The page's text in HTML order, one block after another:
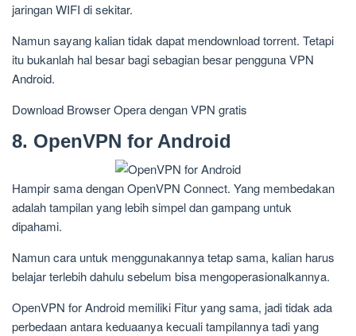
jaringan WIFI di sekitar.
Namun sayang kalian tidak dapat mendownload torrent. Tetapi
itu bukanlah hal besar bagi sebagian besar pengguna VPN
Android.
Download Browser Opera dengan VPN gratis
8. OpenVPN for Android
Hampir sama dengan OpenVPN Connect. Yang membedakan
adalah tampilan yang lebih simpel dan gampang untuk
dipahami.
Namun cara untuk menggunakannya tetap sama, kalian harus
belajar terlebih dahulu sebelum bisa mengoperasionalkannya.
OpenVPN for Android memiliki Fitur yang sama, jadi tidak ada
perbedaan antara keduaanya kecuali tampilannya tadi yang